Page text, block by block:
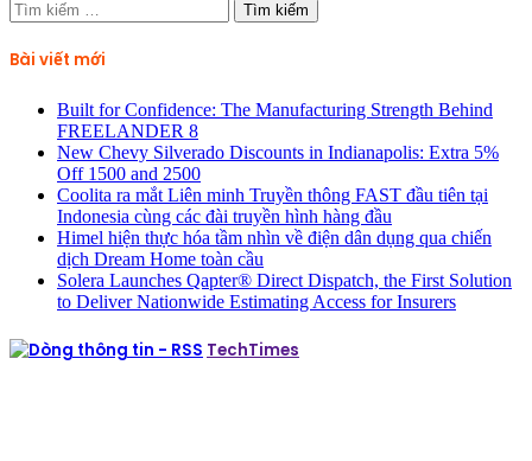
Tìm
kiếm
cho:
Bài viết mới
Built for Confidence: The Manufacturing Strength Behind
FREELANDER 8
New Chevy Silverado Discounts in Indianapolis: Extra 5%
Off 1500 and 2500
Coolita ra mắt Liên minh Truyền thông FAST đầu tiên tại
Indonesia cùng các đài truyền hình hàng đầu
Himel hiện thực hóa tầm nhìn về điện dân dụng qua chiến
dịch Dream Home toàn cầu
Solera Launches Qapter® Direct Dispatch, the First Solution
to Deliver Nationwide Estimating Access for Insurers
TechTimes